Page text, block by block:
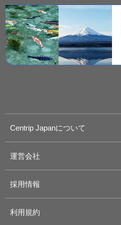
Centrip Japanについて
運営会社
採用情報
利用規約